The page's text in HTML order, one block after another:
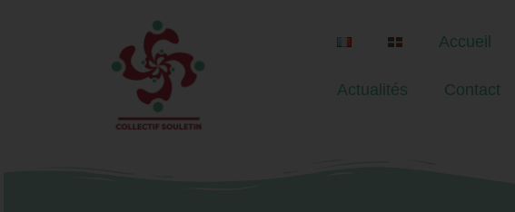
Accueil
Actualités Contact